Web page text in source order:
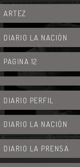
ARTEZ
DIARIO LA NACIÓN
PAGINA 12
DIARIO PERFIL
DIARIO LA NACIÓN
DIARIO LA PRENSA